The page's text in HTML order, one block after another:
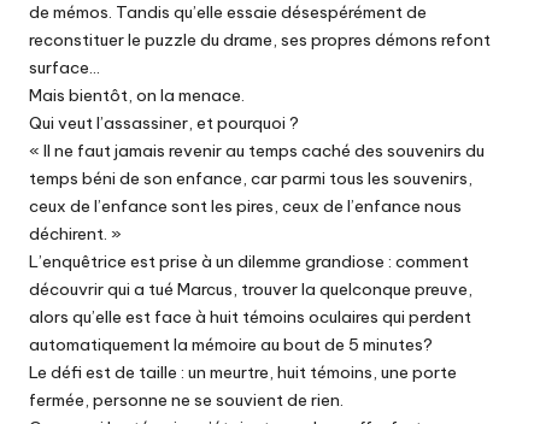
de mémos. Tandis qu’elle essaie désespérément de
reconstituer le puzzle du drame, ses propres démons refont
surface…
Mais bientôt, on la menace.
Qui veut l’assassiner, et pourquoi ?
« Il ne faut jamais revenir au temps caché des souvenirs du
temps béni de son enfance, car parmi tous les souvenirs,
ceux de l’enfance sont les pires, ceux de l’enfance nous
déchirent. »
L’enquêtrice est prise à un dilemme grandiose : comment
découvrir qui a tué Marcus, trouver la quelconque preuve,
alors qu’elle est face à huit témoins oculaires qui perdent
automatiquement la mémoire au bout de 5 minutes?
Le défi est de taille : un meurtre, huit témoins, une porte
fermée, personne ne se souvient de rien.